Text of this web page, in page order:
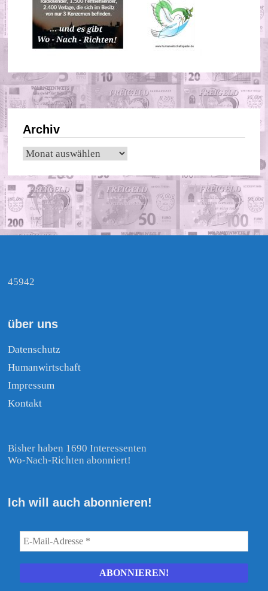
Archiv
Archiv
45942
über uns
Datenschutz
Humanwirtschaft
Impressum
Kontakt
Bisher haben 1690 Interessenten
Wo-Nach-Richten abonniert!
Ich will auch abonnieren!